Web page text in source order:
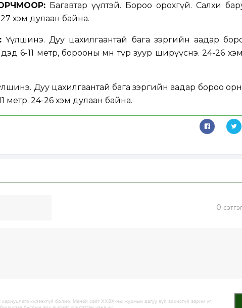
Багавтар үүлтэй. Бороо орохгүй. Салхи
хэм дулаан байна.
Үүлшинэ. Дуу цахилгаантай бага зэргийн аадар
6-11 метр, борооны өмнө түр зуур ширүүснэ. 24-26
Дуу цахилгаантай бага зэргийн аадар бороо
метр. 24-26 хэм дулаан байна.
0
хүлээхгүй болно. Манай сайт ХХЗХ-ны журмын дагуу зүй зохисгүй зарим үг,